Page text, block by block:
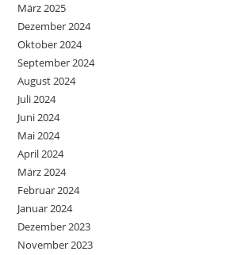
März 2025
Dezember 2024
Oktober 2024
September 2024
August 2024
Juli 2024
Juni 2024
Mai 2024
April 2024
März 2024
Februar 2024
Januar 2024
Dezember 2023
November 2023